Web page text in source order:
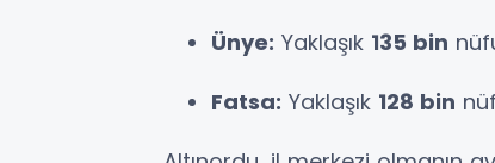
Ünye: Yaklaşık 135 bin
Fatsa: Yaklaşık 128 bin